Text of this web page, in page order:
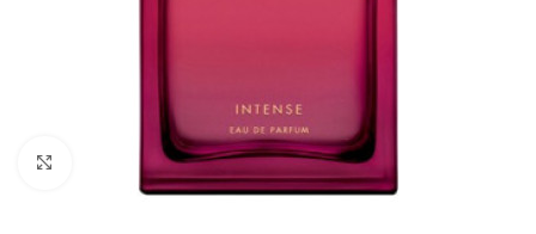
Click to enlarge